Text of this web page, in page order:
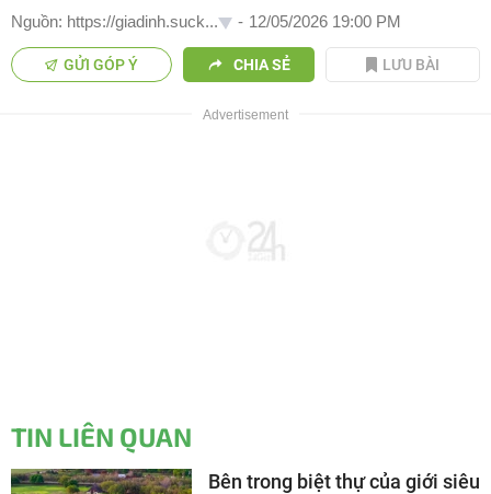
Nguồn: https://giadinh.suck... - 12/05/2026 19:00 PM
GỬI GÓP Ý CHIA SẺ LƯU BÀI
TIN LIÊN QUAN
Bên trong biệt thự của giới siêu